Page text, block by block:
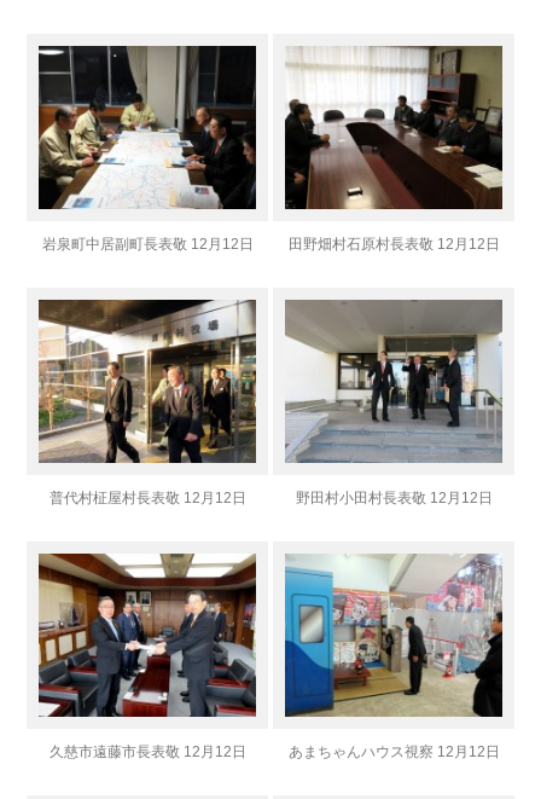
岩泉町中居副町長表敬 12月12日 田野畑村石原村長表敬 12月12日
普代村柾屋村長表敬 12月12日 野田村小田村長表敬 12月12日
久慈市遠藤市長表敬 12月12日 あまちゃんハウス視察 12月12日